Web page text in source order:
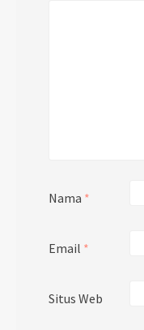
Nama *
Email *
Situs Web